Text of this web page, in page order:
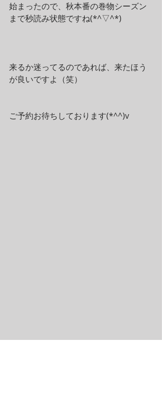
始まったので、秋本番の巻物シーズン
まで秒読み状態ですね(*^▽^*)
来るか迷ってるのであれば、来たほう
が良いですよ（笑）
ご予約お待ちしております(*^^)v